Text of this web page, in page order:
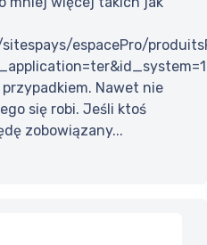
espacePro/
przypadkiem. Nawet nie
się robi. Jeśli ktoś
zobowiązany...